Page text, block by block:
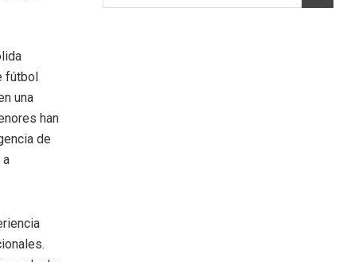
fútbol
una
han
de
a